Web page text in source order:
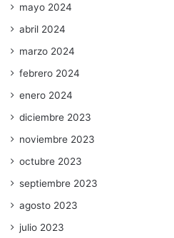
mayo 2024
abril 2024
marzo 2024
febrero 2024
enero 2024
diciembre 2023
noviembre 2023
octubre 2023
septiembre 2023
agosto 2023
julio 2023